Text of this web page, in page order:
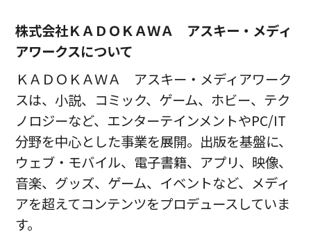
株式会社ＫＡＤＯＫＡＷＡ アスキー・メディ
アワークスについて
ＫＡＤＯＫＡＷＡ アスキー・メディアワーク
スは、小説、コミック、ゲーム、ホビー、テク
ノロジーなど、エンターテインメントやPC/IT
分野を中心とした事業を展開。出版を基盤に、
ウェブ・モバイル、電子書籍、アプリ、映像、
音楽、グッズ、ゲーム、イベントなど、メディ
アを超えてコンテンツをプロデュースしていま
す。